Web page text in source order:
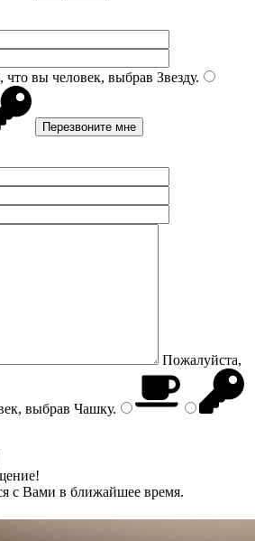
вы человек, выбрав Звезду.
Пожалуйста,
выбрав Чашку.
с Вами в ближайшее время.